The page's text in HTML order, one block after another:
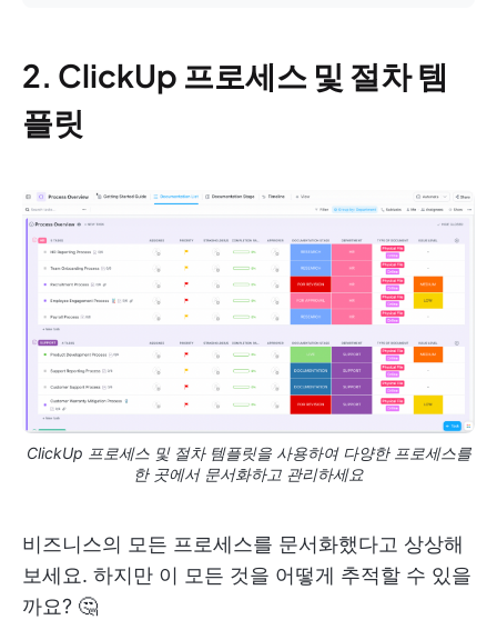
2. ClickUp 프로세스 및 절차 템
플릿
ClickUp 프로세스 및 절차 템플릿을 사용하여 다양한 프로세스를
한 곳에서 문서화하고 관리하세요
비즈니스의 모든 프로세스를 문서화했다고 상상해
보세요. 하지만 이 모든 것을 어떻게 추적할 수 있을
까요? 🤔